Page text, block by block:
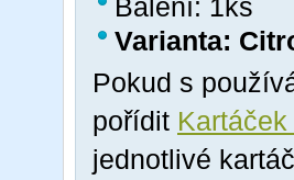
Balení: 1ks
Varianta:
Pokud s
pořídit
jednotlivé